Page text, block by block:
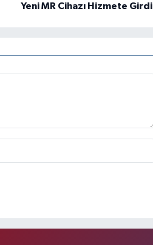
Yeni MR Cihazı Hizmete Girdi